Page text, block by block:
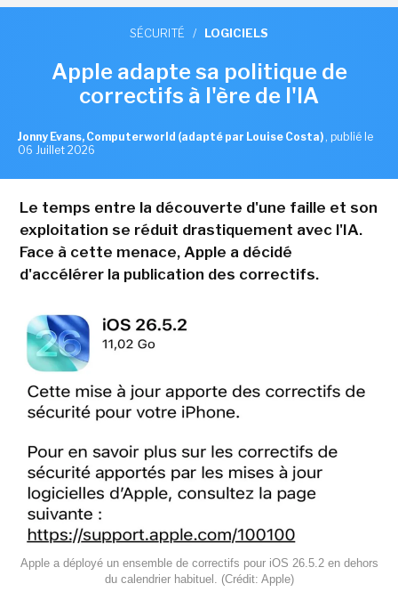
SÉCURITÉ / LOGICIELS
Apple adapte sa politique de
correctifs à l'ère de l'IA
Jonny Evans, Computerworld (adapté par Louise Costa) , publié le
06 Juillet 2026
Le temps entre la découverte d'une faille et son
exploitation se réduit drastiquement avec l'IA.
Face à cette menace, Apple a décidé
d'accélérer la publication des correctifs.
Apple a déployé un ensemble de correctifs pour iOS 26.5.2 en dehors
du calendrier habituel. (Crédit: Apple)